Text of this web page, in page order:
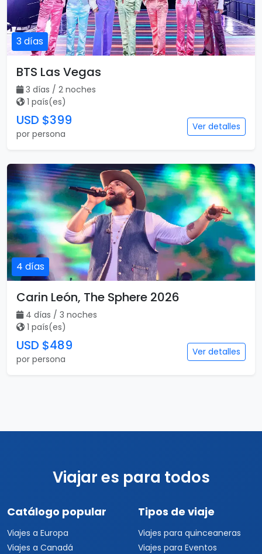
3 días
BTS Las Vegas
3 días / 2 noches
1 país(es)
USD $399
por persona
Ver detalles
4 días
Carin León, The Sphere 2026
4 días / 3 noches
1 país(es)
USD $489
por persona
Ver detalles
Viajar es para todos
Catálogo popular
Viajes a Europa
Viajes a Canadá
Tipos de viaje
Viajes para quinceaneras
Viajes para Eventos